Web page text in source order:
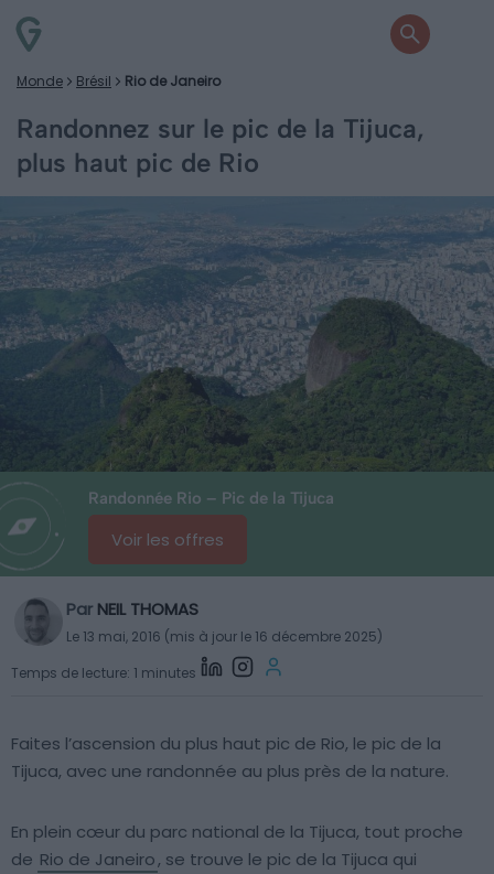
Monde Brésil Rio de Janeiro
Randonnez sur le pic de la Tijuca,
plus haut pic de Rio
Randonnée Rio – Pic de la Tijuca
Voir les offres
Par NEIL THOMAS
Le 13 mai, 2016 (mis à jour le 16 décembre 2025)
Temps de lecture: 1 minutes
Faites l’ascension du plus haut pic de Rio, le pic de la
Tijuca, avec une randonnée au plus près de la nature.
En plein cœur du parc national de la Tijuca, tout proche
de Rio de Janeiro, se trouve le pic de la Tijuca qui